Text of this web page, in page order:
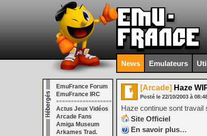
News Emulateurs
EmuFrance Forum
EmuFrance IRC
===================
Actus Jeux Vidéos
Arcade Fans
Amiga Museum
Arkames Trad.
[Arcade] Haze
Posté le 22/10/2003 à
Haze continue sont travail
Site Officiel
En savoir plus…